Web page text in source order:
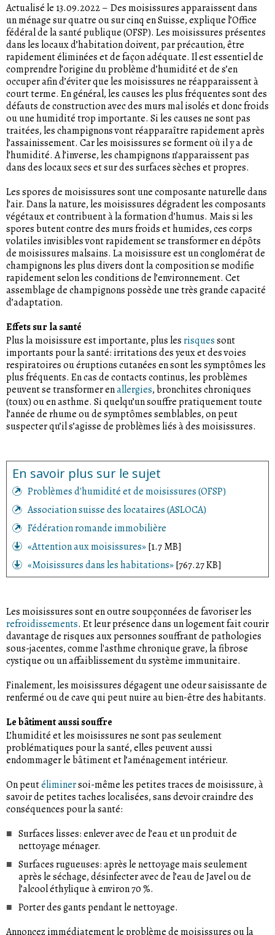
Actualisé le 13.09.2022– Des moisissures apparaissent dans
un ménage sur quatre ou sur cinq en Suisse, explique l’Office
fédéral de la santé publique (OFSP). Les moisissures présentes
dans les locaux d’habitation doivent, par précaution, être
rapidement éliminées et de façon adéquate. Il est essentiel de
comprendre l’origine du problème d’humidité et de s’en
occuper afin d’éviter que les moisissures ne réapparaissent à
court terme. En général, les causes les plus fréquentes sont des
défauts de construction avec des murs mal isolés et donc froids
ou une humidité trop importante. Si les causes ne sont pas
traitées, les champignons vont réapparaître rapidement après
l’assainissement. Car les moisissures se forment où il y a de
l’humidité. A l’inverse, les champignons n’apparaissent pas
dans des locaux secs et sur des surfaces sèches et propres.
Les spores de moisissures sont une composante naturelle dans
l’air. Dans la nature, les moisissures dégradent les composants
végétaux et contribuent à la formation d’humus. Mais si les
spores butent contre des murs froids et humides, ces corps
volatiles invisibles vont rapidement se transformer en dépôts
de moisissures malsains. La moisissure est un conglomérat de
champignons les plus divers dont la composition se modifie
rapidement selon les conditions de l’environnement. Cet
assemblage de champignons possède une très grande capacité
d’adaptation.
Effets sur la santé
Plus la moisissure est importante, plus lesrisquessont
importants pour la santé: irritations des yeux et des voies
respiratoires ou éruptions cutanées en sont les symptômes les
plus fréquents. En cas de contacts continus, les problèmes
peuvent se transformer enallergies, bronchites chroniques
(toux) ou en asthme. Si quelqu’un souffre pratiquement toute
l’année de rhume ou de symptômes semblables, on peut
suspecter qu’il s’agisse de problèmes liés à des moisissures.
En savoir plus sur le sujet
Problèmes d'humidité et de moisissures (OFSP)
Association suisse des locataires (ASLOCA)
Fédération romande immobilière
«Attention aux moisissures»[1.7 MB]
«Moisissures dans les habitations»[767.27 KB]
Les moisissures sont en outre soupçonnées de favoriser les
refroidissements. Et leur présence dans un logement fait courir
davantage de risques aux personnes souffrant de pathologies
sous-jacentes, comme l'asthme chronique grave, la fibrose
cystique ou un affaiblissement du système immunitaire.
Finalement, les moisissures dégagent une odeur saisissante de
renfermé ou de cave qui peut nuire au bien-être des habitants.
Le bâtiment aussi souffre
L’humidité et les moisissures ne sont pas seulement
problématiques pour la santé, elles peuvent aussi
endommager le bâtiment et l’aménagement intérieur.
On peutéliminersoi-même les petites traces de moisissure, à
savoir de petites taches localisées, sans devoir craindre des
conséquences pour la santé:
Surfaces lisses: enlever avec de l’eau et un produit de
nettoyage ménager.
Surfaces rugueuses: après le nettoyage mais seulement
après le séchage, désinfecter avec de l’eau de Javel ou de
l’alcool éthylique à environ 70 %.
Porter des gants pendant le nettoyage.
Annoncez immédiatement le problème de moisissures ou la